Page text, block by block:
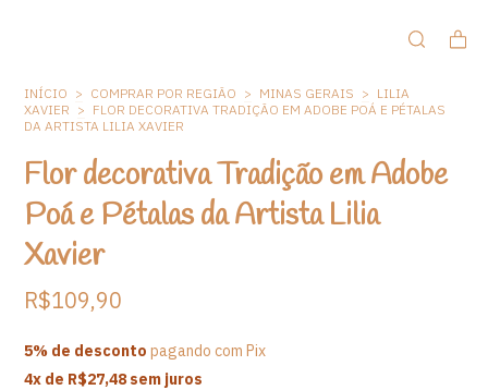
INÍCIO > COMPRAR POR REGIÃO > MINAS GERAIS > LILIA
XAVIER > FLOR DECORATIVA TRADIÇÃO EM ADOBE POÁ E PÉTALAS
DA ARTISTA LILIA XAVIER
Flor decorativa Tradição em Adobe
Poá e Pétalas da Artista Lilia
Xavier
R$109,90
5% de desconto pagando com Pix
4x de R$27,48sem juros